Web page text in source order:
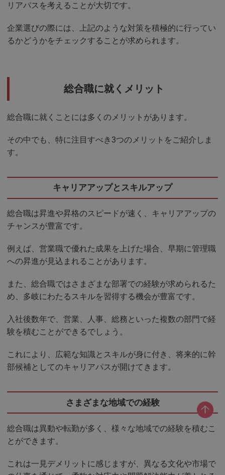
リアパスを考えることが大切です。
企業選びの際には、上記のような対策を積極的に行ってい
るかどうかをチェックすることが求められます。
総合職に就くメリット
総合職に就くことには多くのメリットがあります。
その中でも、特に注目すべき3つのメリットをご紹介しま
す。
キャリアアップとスキルアップ
総合職は昇進や昇格のスピードが速く、キャリアアップの
チャンスが豊富です。
例えば、営業職で優れた成果を上げた場合、早期に管理職
への昇進が見込まれることがあります。
また、総合職ではさまざまな部署での経験が求められるた
め、多岐にわたるスキルを習得する機会が豊富です。
入社後数年で、営業、人事、総務といった複数の部門で経
験を積むことができるでしょう。
これにより、広範な知識とスキルが身に付き、将来的に幹
部候補としてのキャリアパスが開けてきます。
さまざまな地域での経験
総合職は異動や転勤が多く、様々な地域での経験を積むこ
とができます。
これは一見デメリットに感じますが、異なる文化や市場で